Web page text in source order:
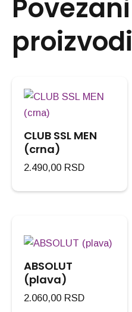
Povezani
proizvodi
CLUB SSL MEN
(crna)
2.490,00 RSD
ABSOLUT
(plava)
2.060,00 RSD